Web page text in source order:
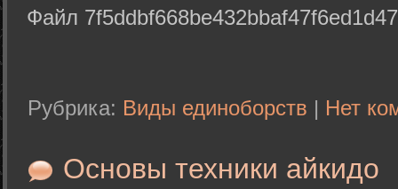
Файл
Рубрика: Виды единоборств | Нет
Основы техники айкидо